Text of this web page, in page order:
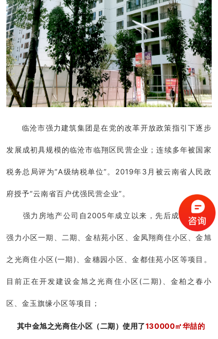
临沧市强力建筑集团是在党的改革开放政策指引下逐步
发展成初具规模的临沧市临翔区民营企业；连续多年被国家
税务总局评为“A级纳税单位”。2019年3月被云南省人民政
府授予“云南省百户优强民营企业”。
强力房地产公司自2005年成立以来，先后成功开发了
强力小区一期、二期、金桔苑小区、金凤翔商住小区、金旭
之光商住小区(一期)、金穗园小区、金都佳苑小区等项目。
目前正在开发建设金旭之光商住小区(二期)、金柏之春小
区、金玉旗缘小区等项目；
其中金旭之光商住小区（二期）使用了130000㎡华喆的